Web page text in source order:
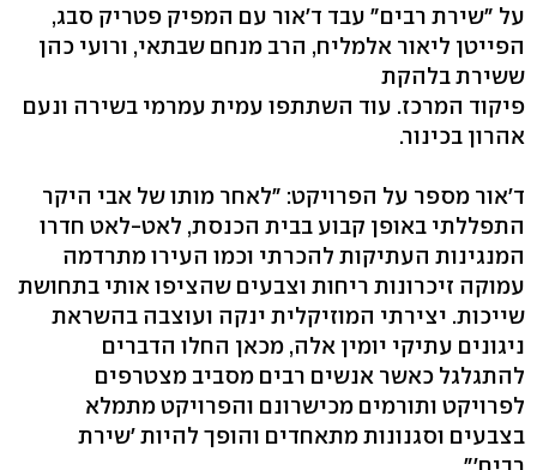
על "שירת רבים" עבד ד'אור עם המפיק פטריק סבג,
הפייטן ליאור אלמליח, הרב מנחם שבתאי, ורועי כהן
ששירת בלהקת
פיקוד המרכז. עוד השתתפו עמית עמרמי בשירה ונעם
אהרון בכינור.
ד'אור מספר על הפרויקט: "לאחר מותו של אבי היקר
התפללתי באופן קבוע בבית הכנסת, לאט-לאט חדרו
המנגינות העתיקות להכרתי וכמו העירו מתרדמה
עמוקה זיכרונות ריחות וצבעים שהציפו אותי בתחושת
שייכות. יצירתי המוזיקלית ינקה ועוצבה בהשראת
ניגונים עתיקי יומין אלה, מכאן החלו הדברים
להתגלגל כאשר אנשים רבים מסביב מצטרפים
לפרויקט ותורמים מכישרונם והפרויקט מתמלא
בצבעים וסגנונות מתאחדים והופך להיות 'שירת